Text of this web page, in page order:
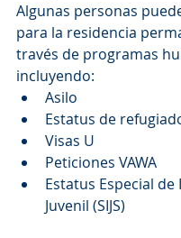
Algunas personas
para la residencia
través de programas
incluyendo:
Asilo
Estatus de
Visas U
Peticiones VAWA
Estatus Especial
Juvenil (SIJS)